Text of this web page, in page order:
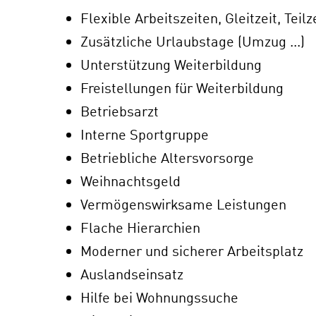
Flexible Arbeitszeiten, Gleitzeit,
Zusätzliche Urlaubstage (Umzug ...)
Unterstützung Weiterbildung
Freistellungen für Weiterbildung
Betriebsarzt
Interne Sportgruppe
Betriebliche Altersvorsorge
Weihnachtsgeld
Vermögenswirksame Leistungen
Flache Hierarchien
Moderner und sicherer Arbeitsplatz
Auslandseinsatz
Hilfe bei Wohnungssuche